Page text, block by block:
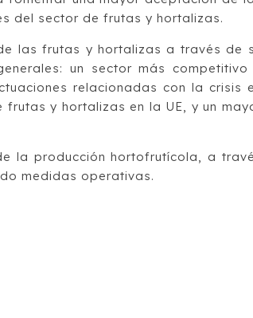
del sector de frutas y hortalizas.
las frutas y hortalizas a través de
un sector más competitivo
relacionadas con la crisis
y hortalizas en la UE, y un
la producción hortofrutícola, a
medidas operativas.